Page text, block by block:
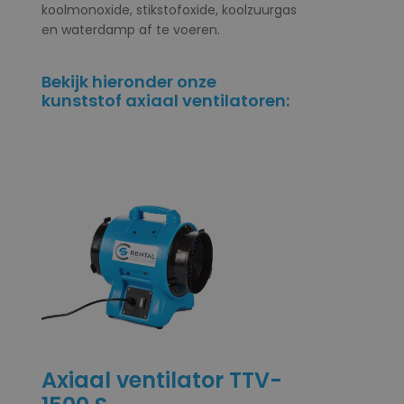
koolmonoxide, stikstofoxide, koolzuurgas
en waterdamp af te voeren.
Bekijk hieronder onze
kunststof axiaal ventilatoren:
Axiaal ventilator TTV-